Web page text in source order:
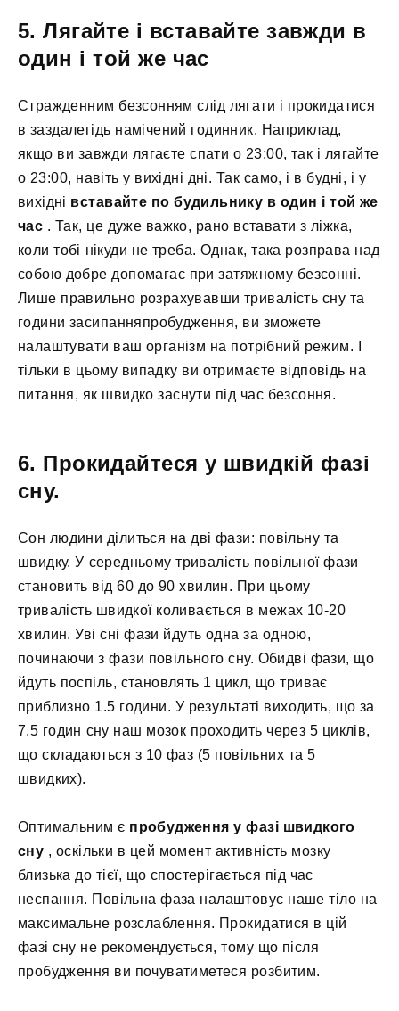
5. Лягайте і вставайте завжди в
один і той же час
Стражденним безсонням слід лягати і прокидатися
в заздалегідь намічений годинник. Наприклад,
якщо ви завжди лягаєте спати о 23:00, так і лягайте
о 23:00, навіть у вихідні дні. Так само, і в будні, і у
вихідні вставайте по будильнику в один і той же
час . Так, це дуже важко, рано вставати з ліжка,
коли тобі нікуди не треба. Однак, така розправа над
собою добре допомагає при затяжному безсонні.
Лише правильно розрахувавши тривалість сну та
години засипанняпробудження, ви зможете
налаштувати ваш організм на потрібний режим. І
тільки в цьому випадку ви отримаєте відповідь на
питання, як швидко заснути під час безсоння.
6. Прокидайтеся у швидкій фазі
сну.
Сон людини ділиться на дві фази: повільну та
швидку. У середньому тривалість повільної фази
становить від 60 до 90 хвилин. При цьому
тривалість швидкої коливається в межах 10-20
хвилин. Уві сні фази йдуть одна за одною,
починаючи з фази повільного сну. Обидві фази, що
йдуть поспіль, становлять 1 цикл, що триває
приблизно 1.5 години. У результаті виходить, що за
7.5 годин сну наш мозок проходить через 5 циклів,
що складаються з 10 фаз (5 повільних та 5
швидких).
Оптимальним є пробудження у фазі швидкого
сну , оскільки в цей момент активність мозку
близька до тієї, що спостерігається під час
неспання. Повільна фаза налаштовує наше тіло на
максимальне розслаблення. Прокидатися в цій
фазі сну не рекомендується, тому що після
пробудження ви почуватиметеся розбитим.